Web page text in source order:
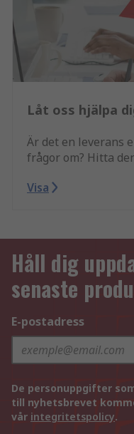
Låt oss hjälpa
Är det en leverans
frågor om? Hitta
Visa
Håll dig
senaste
E-postadress
De personuppgifter
till nyhetsbrevet
vår integritetspolicy.